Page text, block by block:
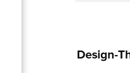
Design-